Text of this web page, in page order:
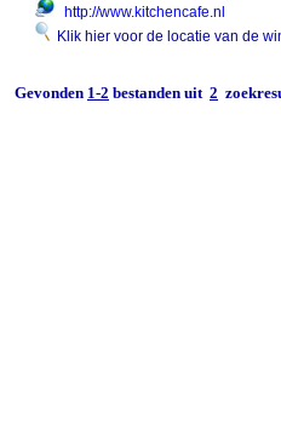
http://www.kitchencafe.nl
Klik hier voor de locatie van de
Gevonden 1-2 bestanden uit 2